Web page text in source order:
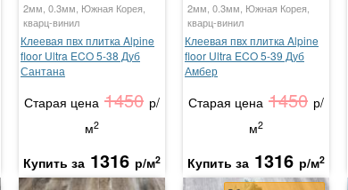
2мм, 0.3мм, Южная Корея,
кварц-винил
Клеевая пвх плитка Alpine
floor Ultra ECO 5-38 Дуб
Сантана
Старая цена 1450 р/
м2
Купить за 1316 р/м2
2мм, 0.3мм, Южная Корея,
кварц-винил
Клеевая пвх плитка Alpine
floor Ultra ECO 5-39 Дуб
Амбер
Старая цена 1450 р/
м2
Купить за 1316 р/м2